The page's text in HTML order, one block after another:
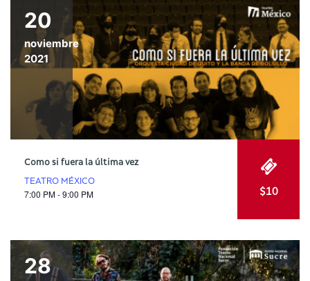
20
noviembre
2021
Como si fuera la última vez
TEATRO MÉXICO
7:00 PM - 9:00 PM $10
28